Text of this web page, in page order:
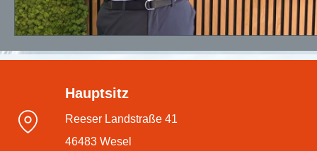
Hauptsitz
Reeser Landstraße 41
46483 Wesel